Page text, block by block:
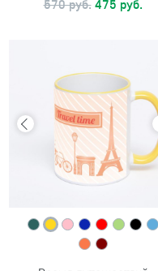
570 руб. 475 руб.